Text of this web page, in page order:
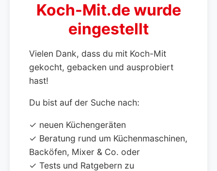
Koch-Mit.de wurde
eingestellt
Vielen Dank, dass du mit Koch-Mit
gekocht, gebacken und ausprobiert
hast!
Du bist auf der Suche nach:
✓ neuen Küchengeräten
✓ Beratung rund um Küchenmaschinen,
Backöfen, Mixer & Co. oder
✓ Tests und Ratgebern zu